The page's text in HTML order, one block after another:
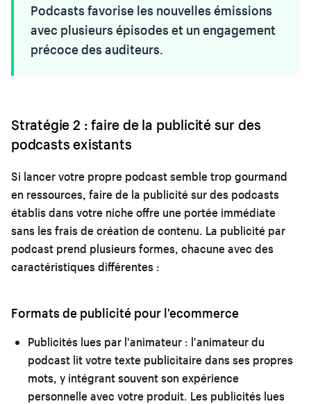
Podcasts favorise les nouvelles émissions
avec plusieurs épisodes et un engagement
précoce des auditeurs.
Stratégie 2 : faire de la publicité sur des
podcasts existants
Si lancer votre propre podcast semble trop gourmand
en ressources, faire de la publicité sur des podcasts
établis dans votre niche offre une portée immédiate
sans les frais de création de contenu. La publicité par
podcast prend plusieurs formes, chacune avec des
caractéristiques différentes :
Formats de publicité pour l'ecommerce
Publicités lues par l'animateur : l'animateur du
podcast lit votre texte publicitaire dans ses propres
mots, y intégrant souvent son expérience
personnelle avec votre produit. Les publicités lues